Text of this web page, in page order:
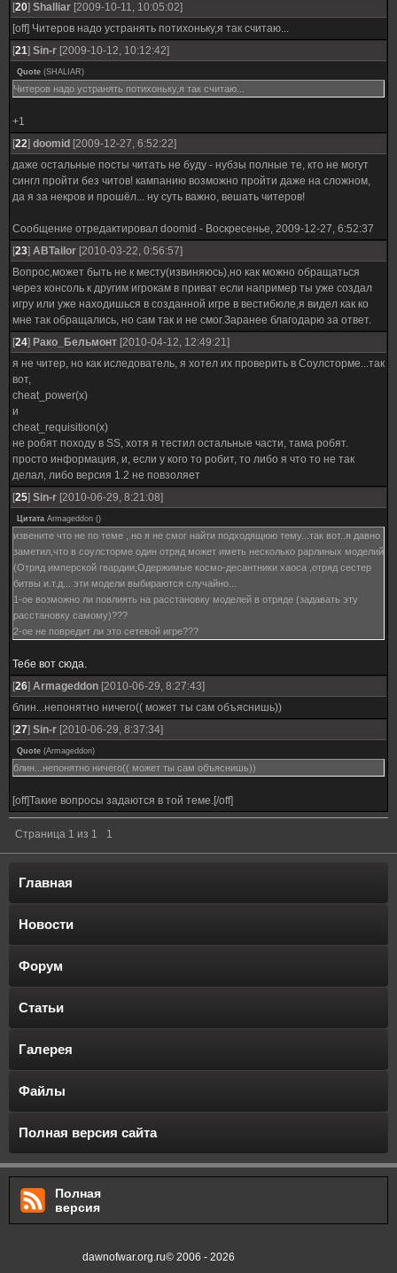
[20] Shalliar [2009-10-11, 10:05:02]
[off] Читеров надо устранять потихоньку,я так считаю...
[21] Sin-r [2009-10-12, 10:12:42]
Quote (SHALIAR)
Читеров надо устранять потихоньку,я так считаю...
+1
[22] doomid [2009-12-27, 6:52:22]
даже остальные посты читать не буду - нубзы полные те, кто не могут
сингл пройти без читов! кампанию возможно пройти даже на сложном,
да я за некров и прошёл... ну суть важно, вешать читеров!
Сообщение отредактировал doomid - Воскресенье, 2009-12-27, 6:52:37
[23] ABTailor [2010-03-22, 0:56:57]
Вопрос,может быть не к месту(извиняюсь),но как можно обращаться
через консоль к другим игрокам в приват если например ты уже создал
игру или уже находишься в созданной игре в вестибюле,я видел как ко
мне так обращались, но сам так и не смог.Заранее благодарю за ответ.
[24] Рако_Бельмонт [2010-04-12, 12:49:21]
я не читер, но как иследователь, я хотел их проверить в Соулсторме...так
вот,
cheat_power(x)
и
cheat_requisition(x)
не робят походу в SS, хотя я тестил остальные части, тама робят.
просто информация, и, если у кого то робит, то либо я что то не так
делал, либо версия 1.2 не повзоляет
[25] Sin-r [2010-06-29, 8:21:08]
Цитата Armageddon ()
извените что не по теме , но я не смог найти подходящюю тему...так вот..я давно
заметил,что в соулсторме один отряд может иметь несколько раpлиных моделий
(Отряд имперской гвардии,Одержимые космо-десантники хаоса ,отряд сестер
битвы и.т.д... эти модели выбираются случайно...
1-ое возможно ли повлиять на расстановку моделей в отряде (задавать эту
расстановку самому)???
2-ое не повредит ли это сетевой игре???
Тебе вот сюда.
[26] Armageddon [2010-06-29, 8:27:43]
блин...непонятно ничего(( может ты сам объяснишь))
[27] Sin-r [2010-06-29, 8:37:34]
Quote (Armageddon)
блин...непонятно ничего(( может ты сам объяснишь))
[off]Такие вопросы задаются в той теме.[/off]
Страница 1 из 1 1
Главная
Новости
Форум
Статьи
Галерея
Файлы
Полная версия сайта
Полная
версия
dawnofwar.org.ru© 2006 - 2026